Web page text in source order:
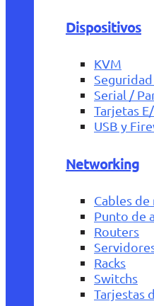
Dispositivos
KVM
Serial /
Tarjetas
USB y
Networking
Cables de
Punto de
Routers
Racks
Switchs
Tarjestas